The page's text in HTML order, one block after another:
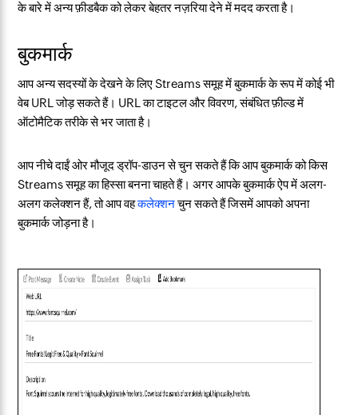
के बारे में अन्य फ़ीडबैक को लेकर बेहतर नज़रिया देने में मदद करता है।
बुकमार्क
आप अन्य सदस्यों के देखने के लिए Streams समूह में बुकमार्क के रूप में कोई भी
वेब URL जोड़ सकते हैं। URL का टाइटल और विवरण, संबंधित फ़ील्ड में
ऑटोमैटिक तरीके से भर जाता है।
आप नीचे दाईं ओर मौजूद ड्रॉप-डाउन से चुन सकते हैं कि आप बुकमार्क को किस
Streams समूह का हिस्सा बनना चाहते हैं। अगर आपके बुकमार्क ऐप में अलग-
अलग कलेक्शन हैं, तो आप वहकलेक्शनचुन सकते हैं जिसमें आपको अपना
बुकमार्क जोड़ना है।